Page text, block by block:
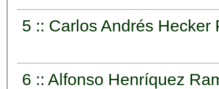
5 :: Carlos Andrés Hecker
6 :: Alfonso Henríquez